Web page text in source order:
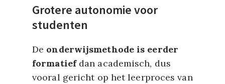
Grotere autonomie voor
studenten
De onderwijsmethode is eerder
formatiefdan academisch, dus
vooral gericht op het leerproces van